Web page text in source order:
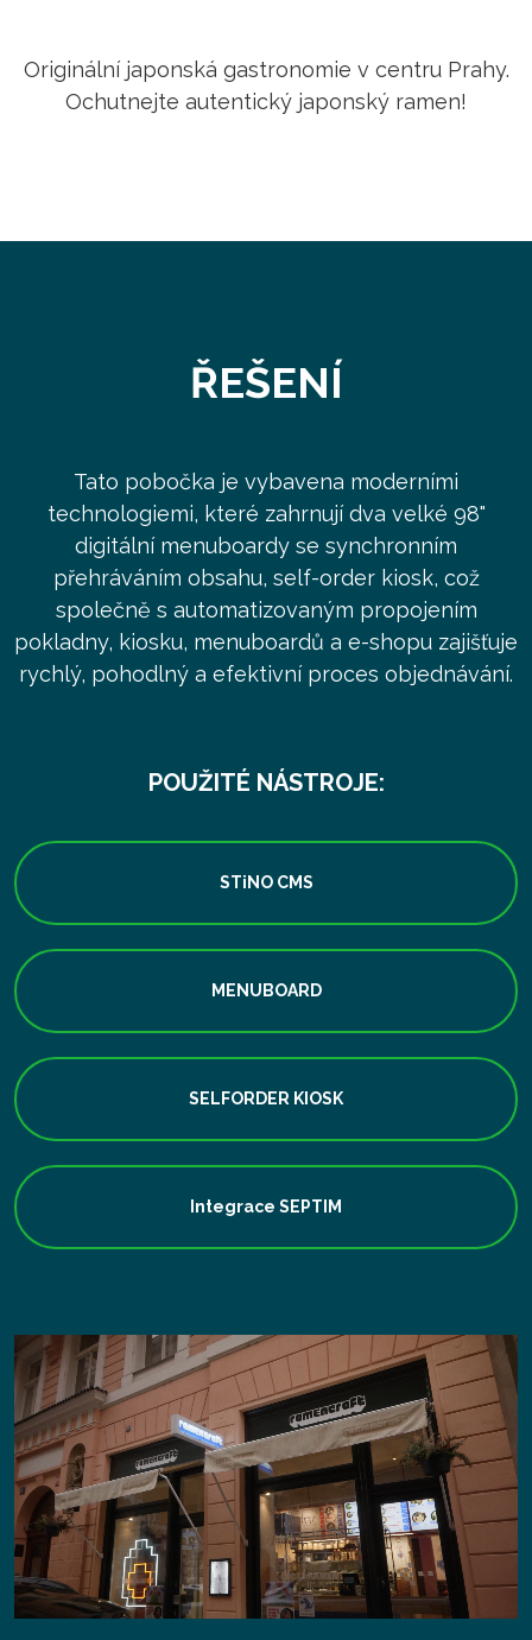
Originální japonská gastronomie v centru Prahy.
Ochutnejte autentický japonský ramen!
ŘEŠENÍ
Tato pobočka je vybavena moderními
technologiemi, které zahrnují dva velké 98"
digitální menuboardy se synchronním
přehráváním obsahu, self-order kiosk, což
společně s automatizovaným propojením
pokladny, kiosku, menuboardů a e-shopu zajišťuje
rychlý, pohodlný a efektivní proces objednávání.
POUŽITÉ NÁSTROJE:
STiNO CMS
MENUBOARD
SELFORDER KIOSK
Integrace SEPTIM